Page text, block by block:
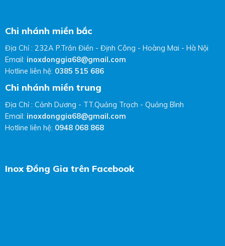
Chi nhánh miền bắc
Địa Chỉ : 232A P.Trần Điền - Định Công - Hoàng Mai - Hà Nội
Email: inoxdonggia68@gmail.com
Hotline liên hệ: 0385 515 686
Chi nhánh miền trung
Địa Chỉ : Cảnh Dương - TT.Quảng Trạch - Quảng Bình
Email: inoxdonggia68@gmail.com
Hotline liên hệ: 0948 068 868
Inox Đồng Gia trên Facebook